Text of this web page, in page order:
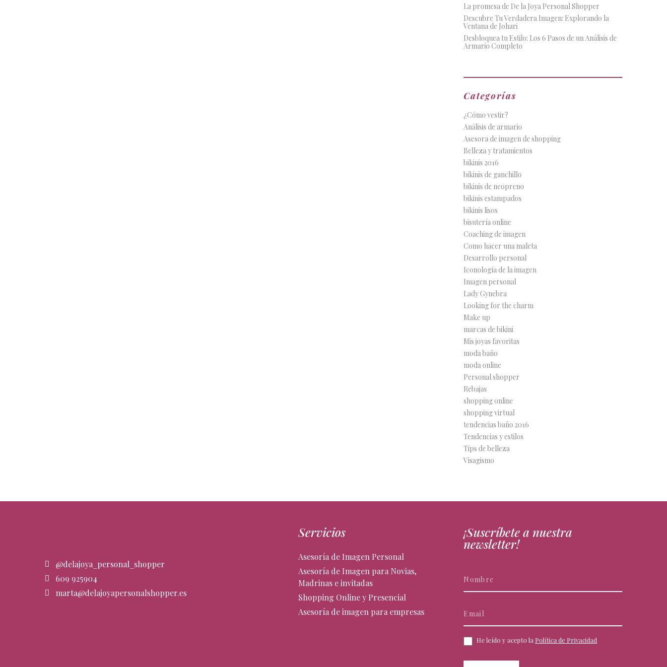
La promesa de De la Joya Personal Shopper
Descubre Tu Verdadera Imagen: Explorando la
Ventana de Johari
Desbloquea tu Estilo: Los 6 Pasos de un Análisis de
Armario Completo
Categorías
¿Cómo vestir?
Análisis de armario
Asesora de imagen de shopping
Belleza y tratamientos
bikinis 2016
bikinis de ganchillo
bikinis de neopreno
bikinis estampados
bikinis lisos
bisutería online
Coaching de imagen
Como hacer una maleta
Desarrollo personal
Iconología de la imagen
Imagen personal
Lady Gynebra
Looking for the charm
Make up
marcas de bikini
Mis joyas favoritas
moda baño
moda online
Personal shopper
Rebajas
shopping online
shopping virtual
tendencias baño 2016
Tendencias y estilos
Tips de belleza
Visagismo
@delajoya_personal_shopper
609 925904
marta@delajoyapersonalshopper.es
Servicios
Asesoría de Imagen Personal
Asesoría de Imagen para Novias,
Madrinas e invitadas
Shopping Online y Presencial
Asesoría de imagen para empresas
¡Suscríbete a nuestra
newsletter!
He leído y acepto la Política de Privacidad
eres
deja
en